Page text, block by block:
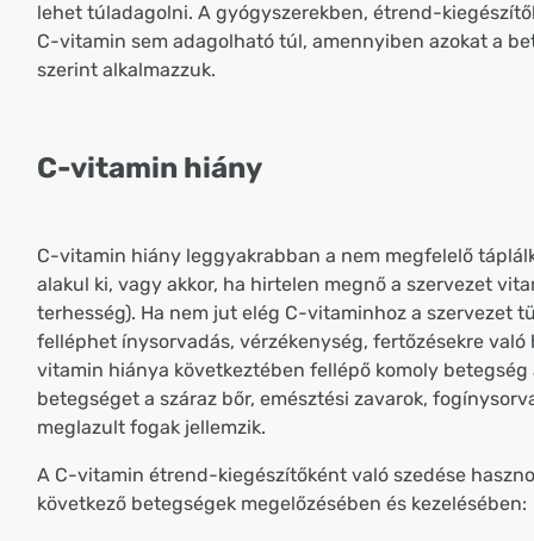
lehet túladagolni. A gyógyszerekben, étrend-
C-vitamin sem adagolható túl, amennyiben azokat a
szerint alkalmazzuk.
C-vitamin hiány
C-vitamin hiány leggyakrabban a nem megfelelő
alakul ki, vagy akkor, ha hirtelen megnő a szervezet
terhesség). Ha nem jut elég C-vitaminhoz a szervezet
felléphet ínysorvadás, vérzékenység, fertőzésekre
vitamin hiánya következtében fellépő komoly betegség
betegséget a száraz bőr, emésztési zavarok,
meglazult fogak jellemzik.
A C-vitamin étrend-kiegészítőként való szedése
következő betegségek megelőzésében és kezelésében: